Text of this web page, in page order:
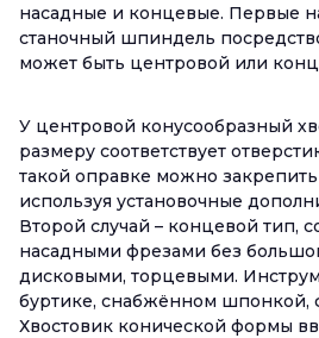
насадные и концевые. Первые
станочный шпиндель
может быть центровой или
У центровой конусообразный
размеру соответствует
такой оправке можно
используя установочные
Второй случай – концевой тип,
насадными фрезами без
дисковыми, торцевыми.
буртике, снабжённом шпонкой,
Хвостовик конической формы